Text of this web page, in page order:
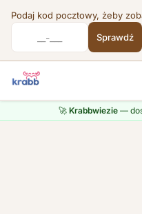
Podaj kod pocztowy, żeby
Sprawdź
🚀 Krabbwiezie—